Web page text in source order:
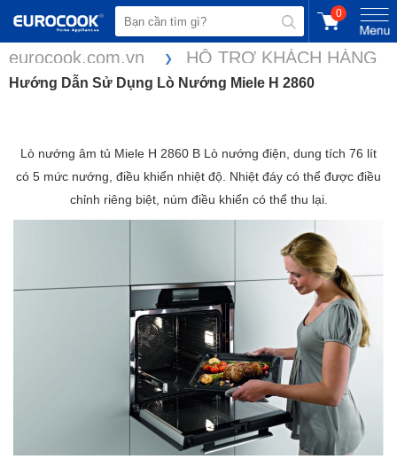
0
eurocook.com.vn HỖ TRỢ KHÁCH HÀNG
Hướng Dẫn Sử Dụng Lò Nướng Miele H 2860
Lò nướng âm tủ Miele H 2860 B Lò nướng điện, dung tích 76 lít
có 5 mức nướng, điều khiển nhiệt độ. Nhiệt đáy có thể được điều
chỉnh riêng biệt, núm điều khiển có thể thu lại.